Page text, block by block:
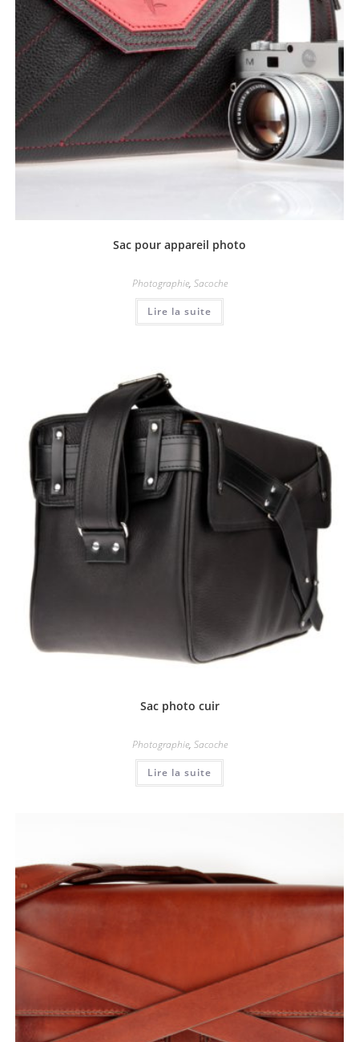
Sac pour appareil photo
Photographie, Sacoche
Lire la suite
Sac photo cuir
Photographie, Sacoche
Lire la suite